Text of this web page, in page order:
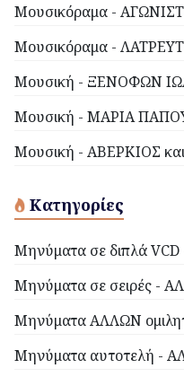
Μουσικόραμα -
Μουσικόραμα -
Μουσική - ΞΕΝΟΦΩΝ
Μουσική - ΜΑΡΙΑ
Μουσική - ΑΒΕΡΚΙΟΣ
Κατηγορίες
Μηνύματα σε διπλά
Μηνύματα σε σειρές -
Μηνύματα ΑΛΛΩΝ
Μηνύματα αυτοτελή -